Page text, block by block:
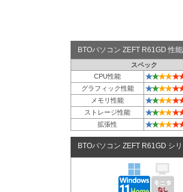
BTOパソコン ZEFT R61GD 性
スペック
CPU性能
★★★★★
グラフィック性能 ★★★★★
メモリ性能 ★★★★★
ストレージ性能 ★★★★★
拡張性 ★★★★★
BTOパソコン ZEFT R61GD シ